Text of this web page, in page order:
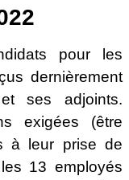
pour les
dernièrement
ses adjoints.
exigées (être
à leur prise de
13 employés